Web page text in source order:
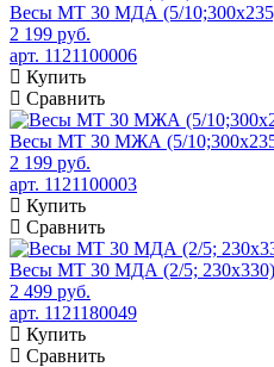
Весы МТ 30 МДА (5/
2 199 руб.
арт. 1121100006
Купить
Сравнить
Весы МТ 30 МЖА (5/
2 199 руб.
арт. 1121100003
Купить
Сравнить
Весы МТ 30 МДА (2/5; 230х330)
2 499 руб.
арт. 1121180049
Купить
Сравнить